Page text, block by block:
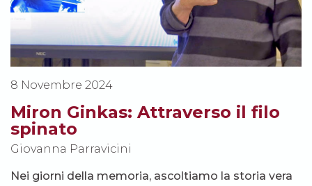
8 Novembre 2024
Miron Ginkas: Attraverso il filo
spinato
Giovanna Parravicini
Nei giorni della memoria, ascoltiamo la storia vera